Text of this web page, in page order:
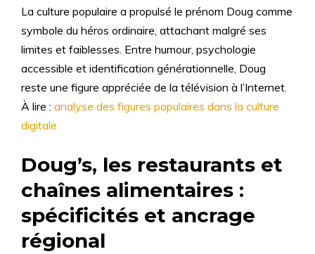
La culture populaire a propulsé le prénom Doug comme
symbole du héros ordinaire, attachant malgré ses
limites et faiblesses. Entre humour, psychologie
accessible et identification générationnelle, Doug
reste une figure appréciée de la télévision à l’Internet.
À lire : analyse des figures populaires dans la culture
digitale
Doug’s, les restaurants et
chaînes alimentaires :
spécificités et ancrage
régional